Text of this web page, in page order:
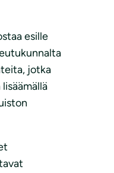
esille
jotka